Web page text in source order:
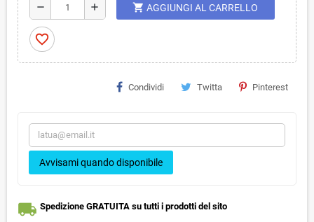
remove add shopping_cart AGGIUNGI AL CARRELLO
favorite_border
Condividi Twitta Pinterest
Avvisami quando disponibile
local_shipping Spedizione GRATUITA su tutti i prodotti del sito